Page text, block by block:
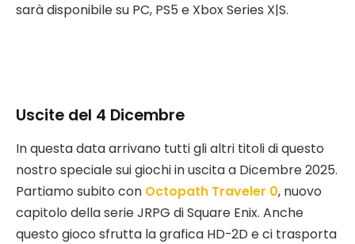
sarà disponibile su PC, PS5 e Xbox Series X|S.
Uscite del 4 Dicembre
In questa data arrivano tutti gli altri titoli di questo
nostro speciale sui giochi in uscita a Dicembre 2025.
Partiamo subito con Octopath Traveler 0, nuovo
capitolo della serie JRPG di Square Enix. Anche
questo gioco sfrutta la grafica HD-2D e ci trasporta